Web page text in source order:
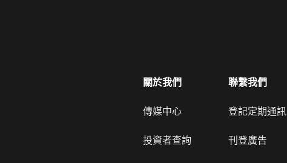
關於我們
傳媒中心
投資者查詢
聯繫我們
登記定期通訊
刊登廣告